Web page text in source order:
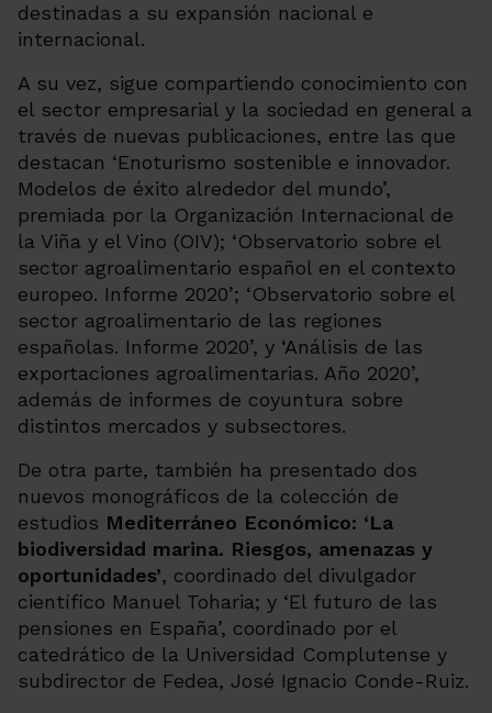
destinadas a su expansión nacional e
internacional.
A su vez, sigue compartiendo conocimiento con
el sector empresarial y la sociedad en general a
través de nuevas publicaciones, entre las que
destacan ‘Enoturismo sostenible e innovador.
Modelos de éxito alrededor del mundo’,
premiada por la Organización Internacional de
la Viña y el Vino (OIV); ‘Observatorio sobre el
sector agroalimentario español en el contexto
europeo. Informe 2020’; ‘Observatorio sobre el
sector agroalimentario de las regiones
españolas. Informe 2020’, y ‘Análisis de las
exportaciones agroalimentarias. Año 2020’,
además de informes de coyuntura sobre
distintos mercados y subsectores.
De otra parte, también ha presentado dos
nuevos monográficos de la colección de
estudios Mediterráneo Económico: ‘La
biodiversidad marina. Riesgos, amenazas y
oportunidades’, coordinado del divulgador
científico Manuel Toharia; y ‘El futuro de las
pensiones en España’, coordinado por el
catedrático de la Universidad Complutense y
subdirector de Fedea, José Ignacio Conde-Ruiz.